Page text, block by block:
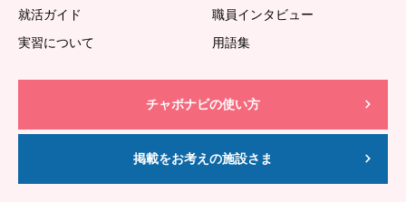
就活ガイド
職員インタビュー
実習について
用語集
チャボナビの使い方
掲載をお考えの施設さま